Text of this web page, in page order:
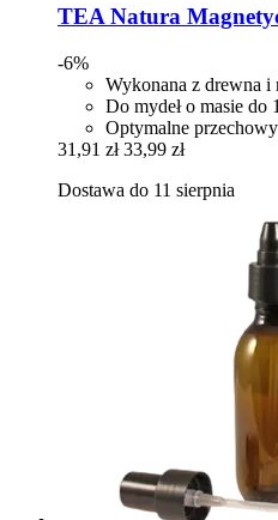
TEA Natura
-6%
Wykonana z drewna i
Do mydeł o masie do
Optymalne
31,91 zł 33,99 zł
Dostawa do 11 sierpnia